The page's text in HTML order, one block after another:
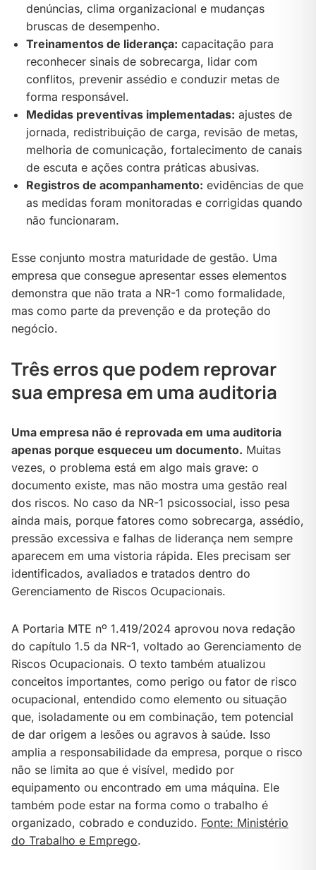
denúncias, clima organizacional e mudanças
bruscas de desempenho.
Treinamentos de liderança: capacitação para
reconhecer sinais de sobrecarga, lidar com
conflitos, prevenir assédio e conduzir metas de
forma responsável.
Medidas preventivas implementadas: ajustes de
jornada, redistribuição de carga, revisão de metas,
melhoria de comunicação, fortalecimento de canais
de escuta e ações contra práticas abusivas.
Registros de acompanhamento: evidências de que
as medidas foram monitoradas e corrigidas quando
não funcionaram.
Esse conjunto mostra maturidade de gestão. Uma
empresa que consegue apresentar esses elementos
demonstra que não trata a NR-1 como formalidade,
mas como parte da prevenção e da proteção do
negócio.
Três erros que podem reprovar
sua empresa em uma auditoria
Uma empresa não é reprovada em uma auditoria
apenas porque esqueceu um documento. Muitas
vezes, o problema está em algo mais grave: o
documento existe, mas não mostra uma gestão real
dos riscos. No caso da NR-1 psicossocial, isso pesa
ainda mais, porque fatores como sobrecarga, assédio,
pressão excessiva e falhas de liderança nem sempre
aparecem em uma vistoria rápida. Eles precisam ser
identificados, avaliados e tratados dentro do
Gerenciamento de Riscos Ocupacionais.
A Portaria MTE nº 1.419/2024 aprovou nova redação
do capítulo 1.5 da NR-1, voltado ao Gerenciamento de
Riscos Ocupacionais. O texto também atualizou
conceitos importantes, como perigo ou fator de risco
ocupacional, entendido como elemento ou situação
que, isoladamente ou em combinação, tem potencial
de dar origem a lesões ou agravos à saúde. Isso
amplia a responsabilidade da empresa, porque o risco
não se limita ao que é visível, medido por
equipamento ou encontrado em uma máquina. Ele
também pode estar na forma como o trabalho é
organizado, cobrado e conduzido. Fonte: Ministério
do Trabalho e Emprego.